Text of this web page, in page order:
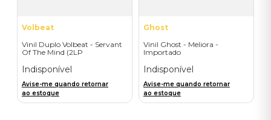
Volbeat
Vinil Duplo Volbeat - Servant
Of The Mind (2LP
Importado
Indisponível
Avise-me quando retornar
ao estoque
Ghost
Vinil Ghost - Meliora -
Importado
Indisponível
Avise-me quando retornar
ao estoque